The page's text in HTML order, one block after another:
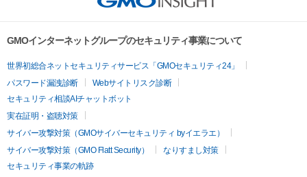
GMOインターネットグループのセキュリティ事業について
世界初総合ネットセキュリティサービス「GMOセキュリティ24」
パスワード漏洩診断
Webサイトリスク診断
セキュリティ相談AIチャットボット
実在証明・盗聴対策
サイバー攻撃対策（GMOサイバーセキュリティ byイエラエ）
サイバー攻撃対策（GMO Flatt Security）
なりすまし対策
セキュリティ事業の軌跡